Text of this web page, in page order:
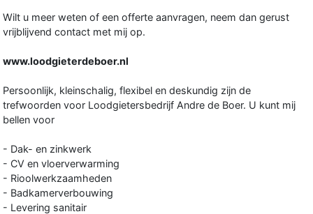
Wilt u meer weten of een offerte aanvragen, neem dan gerust
vrijblijvend contact met mij op.
www.loodgieterdeboer.nl
Persoonlijk, kleinschalig, flexibel en deskundig zijn de
trefwoorden voor Loodgietersbedrijf Andre de Boer. U kunt mij
bellen voor
- Dak- en zinkwerk
- CV en vloerverwarming
- Rioolwerkzaamheden
- Badkamerverbouwing
- Levering sanitair